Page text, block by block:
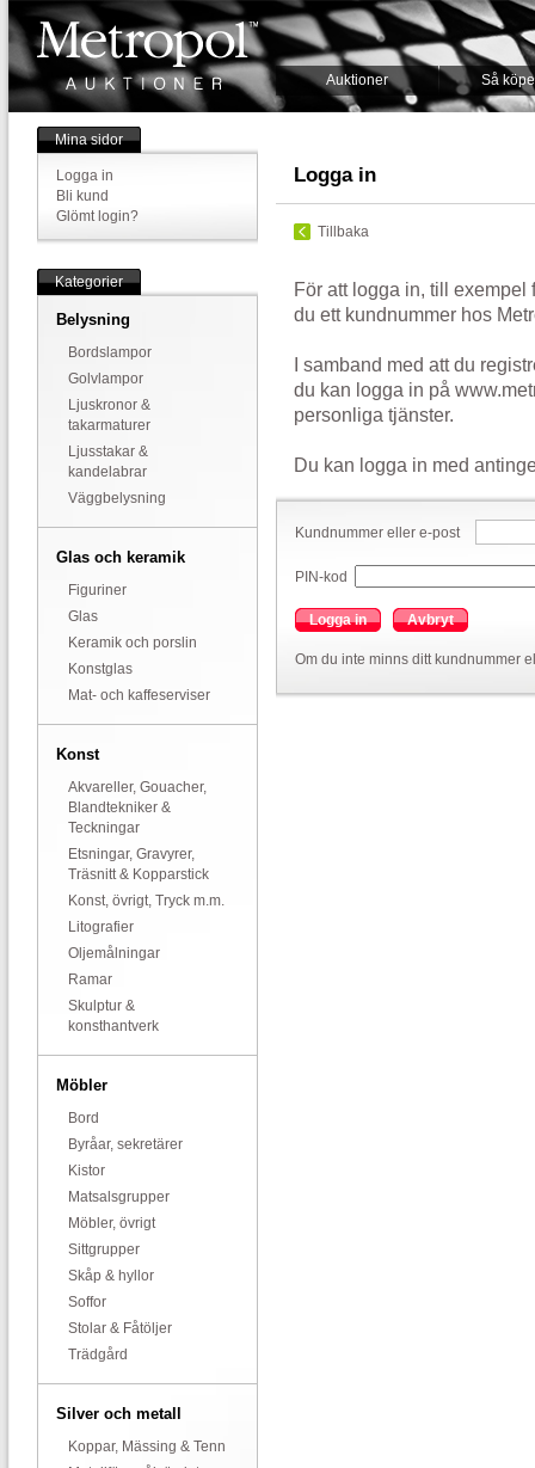
Auktioner Så
Mina sidor
Logga in
Bli kund
Glömt login?
Kategorier
Belysning
Bordslampor
Golvlampor
Ljuskronor &
takarmaturer
Ljusstakar &
kandelabrar
Väggbelysning
Glas och keramik
Figuriner
Glas
Keramik och porslin
Konstglas
Mat- och kaffeserviser
Konst
Akvareller, Gouacher,
Blandtekniker &
Teckningar
Etsningar, Gravyrer,
Träsnitt & Kopparstick
Konst, övrigt, Tryck m.m.
Litografier
Oljemålningar
Ramar
Skulptur &
konsthantverk
Möbler
Bord
Byråar, sekretärer
Kistor
Matsalsgrupper
Möbler, övrigt
Sittgrupper
Skåp & hyllor
Soffor
Stolar & Fåtöljer
Trädgård
Silver och metall
Koppar, Mässing & Tenn
Logga in
Tillbaka
För att logga in, till exempel
du ett kundnummer hos
I samband med att du
du kan logga in på
personliga tjänster.
Du kan logga in med
Kundnummer eller e-post
PIN-kod
Logga in Avbryt
Om du inte minns ditt kundnummer